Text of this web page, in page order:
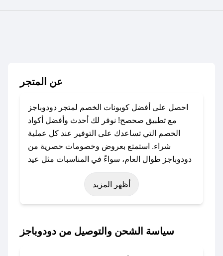
عن المتجر
احصل على أفضل كوبونات الخصم لمتجر دودوباجز
مع تطبيق صحصح! نوفر لك أحدث وأفضل أكواد
الخصم التي تساعدك على التوفير عند كل عملية
شراء. استمتع بعروض وخصومات حصرية من
دودوباجز طوال العام، سواءً في المناسبات مثل عيد
الفطر، عيد الأضحى، الجمعة البيضاء (شهر نوفمبر)،
رمضان، اليوم الوطني، يوم التأسيس، أو حتى عروض
باستخدام تطبيق صحصح، يمكنك العثور بسهولة على
أظهر المزيد
سياسة الشحن والتوصيل من دودوباجز